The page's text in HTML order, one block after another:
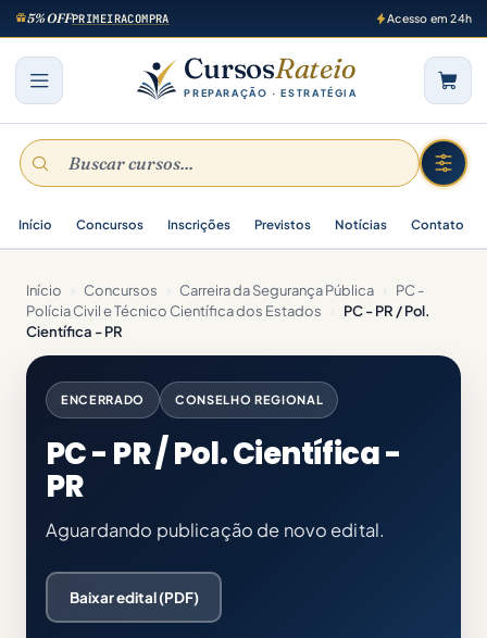
5% OFFPRIMEIRACOMPRA Acesso em 24h
CursosRateio
PREPARAÇÃO · ESTRATÉGIA
Início Concursos Inscrições Previstos Notícias Contato
Início › Concursos › Carreira da Segurança Pública ›
PC -
Polícia Civil e Técnico Científica dos Estados
›
PC - PR / Pol.
Científica - PR
ENCERRADO CONSELHO REGIONAL
PC - PR / Pol. Científica -
PR
Aguardando publicação de novo edital.
Baixar edital (PDF)